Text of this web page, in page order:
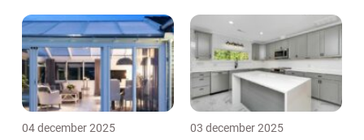
04 december 2025 03 december 2025